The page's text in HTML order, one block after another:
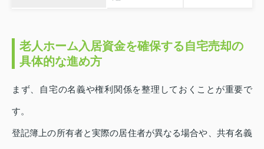
老人ホーム入居資金を確保する自宅売却の
具体的な進め方
まず、自宅の名義や権利関係を整理しておくことが重要で
す。
登記簿上の所有者と実際の居住者が異なる場合や、共有名義